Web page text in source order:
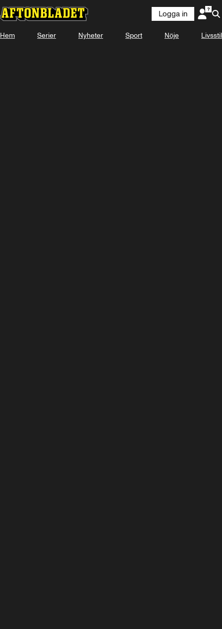
Logga in
Hem Serier Nyheter Sport Nöje Livsstil